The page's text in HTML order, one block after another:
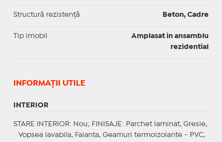
Structură rezistență Beton, Cadre
Tip imobil
Amplasat in ansamblu
rezidential
INFORMAŢII UTILE
INTERIOR
STARE INTERIOR: Nou; FINISAJE : Parchet laminat, Gresie,
Vopsea lavabila, Faianta, Geamuri termoizolante - PVC,